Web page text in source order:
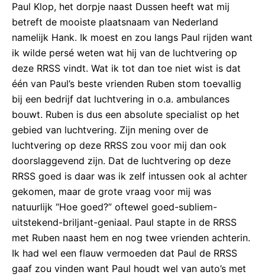
Paul Klop, het dorpje naast Dussen heeft wat mij
betreft de mooiste plaatsnaam van Nederland
namelijk Hank. Ik moest en zou langs Paul rijden want
ik wilde persé weten wat hij van de luchtvering op
deze RRSS vindt. Wat ik tot dan toe niet wist is dat
één van Paul’s beste vrienden Ruben stom toevallig
bij een bedrijf dat luchtvering in o.a. ambulances
bouwt. Ruben is dus een absolute specialist op het
gebied van luchtvering. Zijn mening over de
luchtvering op deze RRSS zou voor mij dan ook
doorslaggevend zijn. Dat de luchtvering op deze
RRSS goed is daar was ik zelf intussen ook al achter
gekomen, maar de grote vraag voor mij was
natuurlijk “Hoe goed?” oftewel goed-subliem-
uitstekend-briljant-geniaal. Paul stapte in de RRSS
met Ruben naast hem en nog twee vrienden achterin.
Ik had wel een flauw vermoeden dat Paul de RRSS
gaaf zou vinden want Paul houdt wel van auto’s met